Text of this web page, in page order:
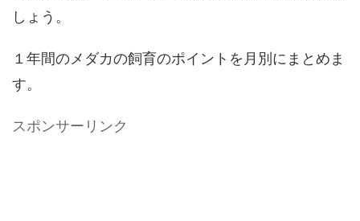
しょう。
１年間のメダカの飼育のポイントを月別にまとめま
す。
スポンサーリンク